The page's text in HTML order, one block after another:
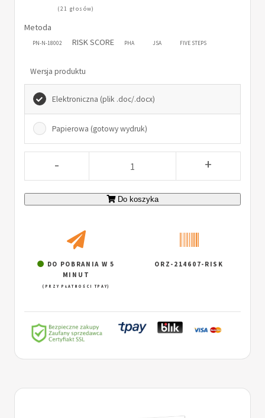
(21 głosów)
Metoda
PN-N-18002 RISK SCORE PHA JSA FIVE STEPS
Wersja produktu
Elektroniczna (plik .doc/.docx)
Papierowa (gotowy wydruk)
- +
Do koszyka
DO POBRANIA W 5
MINUT
(PRZY PŁATNOŚCI TPAY)
ORZ-214607-RISK